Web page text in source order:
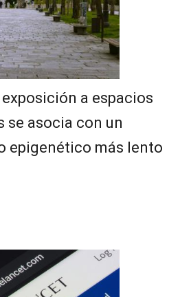
a espacios
se asocia con un
epigenético más lento